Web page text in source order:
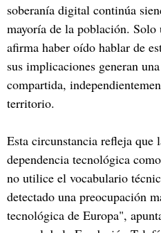
soberanía digital continúa
mayoría de la población. Solo
afirma haber oído hablar de
sus implicaciones generan
compartida,
territorio.
Esta circunstancia refleja que
dependencia tecnológica
no utilice el vocabulario
detectado una preocupación
tecnológica de Europa",